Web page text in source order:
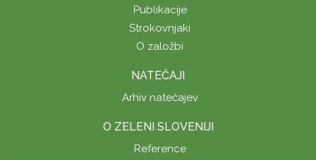
Publikacije
Strokovnjaki
O založbi
NATEČAJI
Arhiv natečajev
O ZELENI SLOVENIJI
Reference